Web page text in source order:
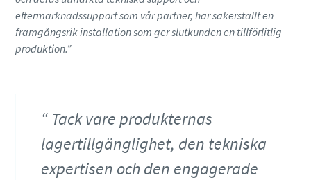
eftermarknadssupport som vår partner, har säkerställt en
framgångsrik installation som ger slutkunden en tillförlitlig
produktion.”
Tack vare produkternas
lagertillgänglighet, den tekniska
expertisen och den engagerade